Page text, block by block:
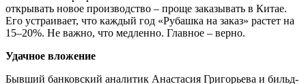
открывать новое производство – проще заказывать в Китае.
Его устраивает, что каждый год «Рубашка на заказ» растет на
15–20%. Не важно, что медленно. Главное – верно.
Удачное вложение
Бывший банковский аналитик Анастасия Григорьева и бильд-